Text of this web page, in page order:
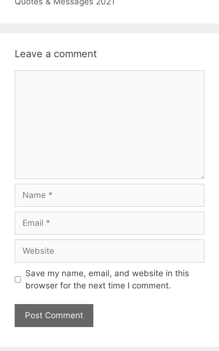
Leave a comment
Save my name, email, and website in this
browser for the next time I comment.